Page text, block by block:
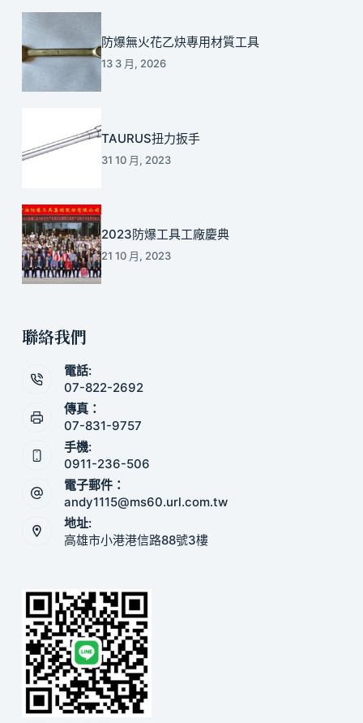
防爆無火花乙炔專用材質工具
13 3 月, 2026
TAURUS扭力扳手
31 10 月, 2023
2023防爆工具工廠慶典
21 10 月, 2023
聯絡我們
電話:
07-822-2692
傳真：
07-831-9757
手機:
0911-236-506
電子郵件：
andy1115@ms60.url.com.tw
地址:
高雄市小港港信路88號3樓